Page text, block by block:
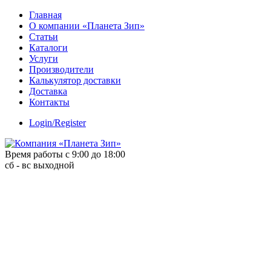
Skip
content
Главная
О компании «Планета Зип»
Статьи
Каталоги
Услуги
Производители
Калькулятор доставки
Доставка
Контакты
Login/Register
Время работы с 9:00 до 18:00
сб - вс выходной